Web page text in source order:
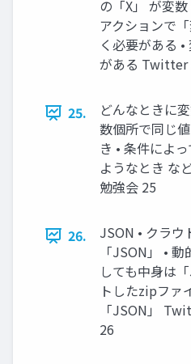
の「X」 が変
アクションで
く必要がある •
がある Twitter
25.
どんなときに
数個所で同じ
き • 条件によ
ようなとき な
勉強会 25
26.
JSON • クラ
「JSON」 •
しても中身は
トしたzipファ
「JSON」
26